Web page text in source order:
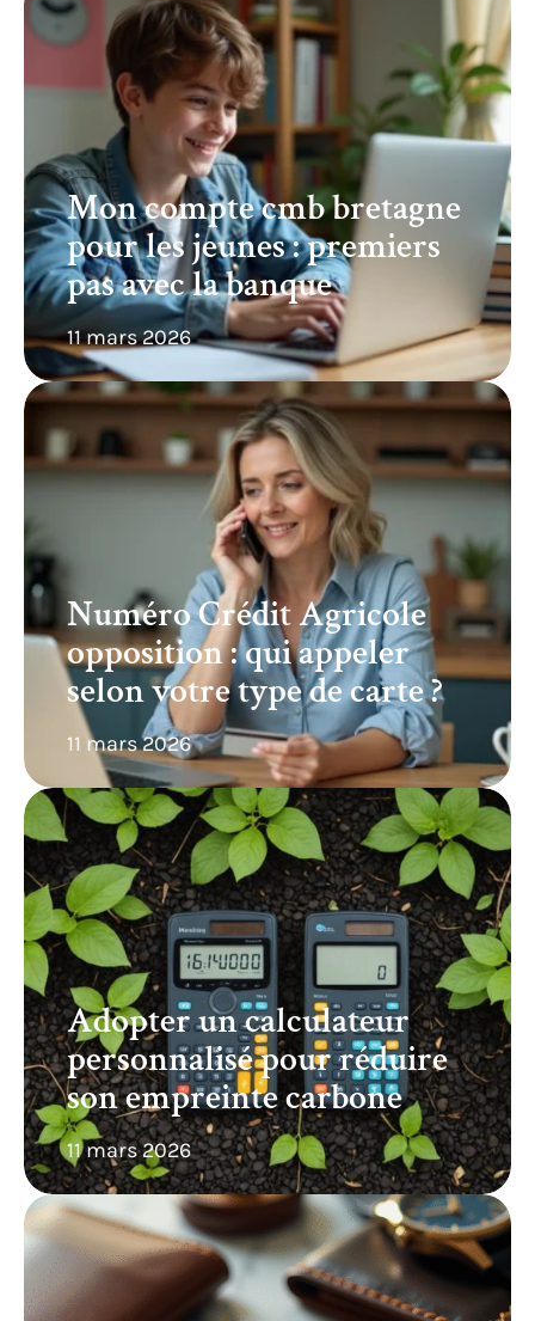
Mon compte cmb bretagne
pour les jeunes : premiers
pas avec la banque
11 mars 2026
Numéro Crédit Agricole
opposition : qui appeler
selon votre type de carte ?
11 mars 2026
Adopter un calculateur
personnalisé pour réduire
son empreinte carbone
11 mars 2026